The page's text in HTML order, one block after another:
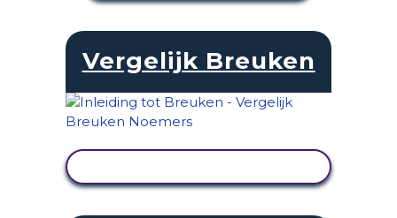
Vergelijk Breuken